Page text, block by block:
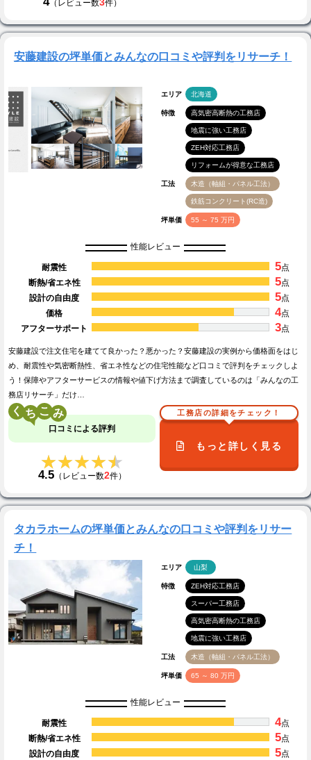
（レビュー数3件）
安藤建設の坪単価とみんなの口コミや評判をリサーチ！
エリア 北海道
特徴 高気密高断熱の工務店
地震に強い工務店
ZEH対応工務店
リフォームが得意な工務店
工法 木造（軸組・パネル工法）
鉄筋コンクリート(RC造)
坪単価 55 ～ 75 万円
性能レビュー
耐震性 5点
断熱/省エネ性
5点
設計の自由度
5点
価格
4点
アフターサポート
3点
安藤建設で注文住宅を建てて良かった？悪かった？安藤建設の実例から価格面をはじ
め、耐震性や気密断熱性、省エネ性などの住宅性能など口コミで評判をチェックしよ
う！保障やアフターサービスの情報や値下げ方法まで調査しているのは「みんなの工
務店リサーチ」だけ…
く こ
口コミによる評判
★★★★★
★★★★★
4.5（レビュー数2件）
工務店の詳細をチェック！
もっと詳しく見る
タカラホームの坪単価とみんなの口コミや評判をリサー
チ！
エリア 山梨
特徴 ZEH対応工務店
スーパー工務店
高気密高断熱の工務店
地震に強い工務店
工法 木造（軸組・パネル工法）
坪単価 65 ～ 80 万円
性能レビュー
耐震性 4点
断熱/省エネ性
5点
設計の自由度
5点